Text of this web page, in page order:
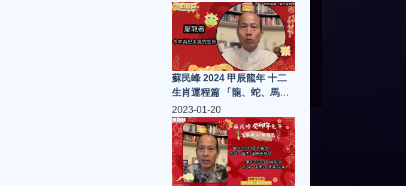
蘇民峰 2024 甲辰龍年 十二
生肖運程篇 「龍、蛇、馬、
羊」
2023-01-20